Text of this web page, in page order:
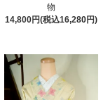
物
14,800円(税込16,280円)